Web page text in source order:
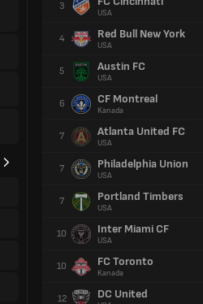
3
USA
4 Red Bull New York
USA
5 Austin FC
USA
6 CF Montreal
Kanada
7 Atlanta United FC
USA
7 Philadelphia Union
USA
7 Portland Timbers
USA
10 Inter Miami CF
USA
10 FC Toronto
Kanada
12 DC United